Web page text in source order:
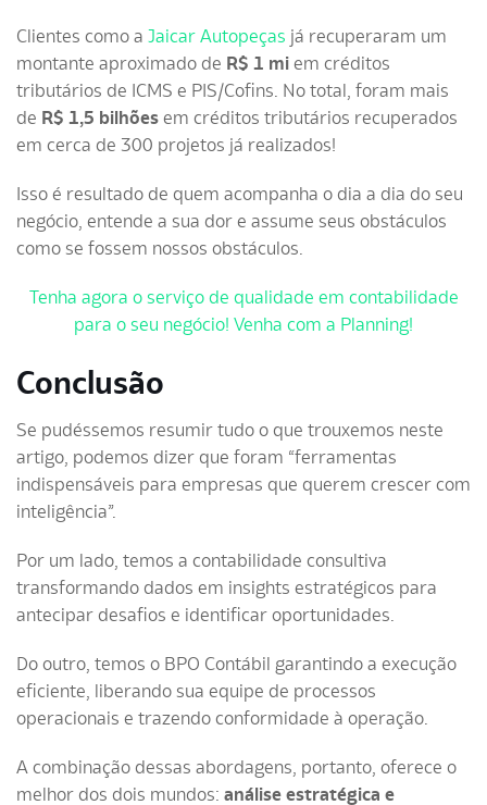
Clientes como a Jaicar Autopeças já recuperaram um
montante aproximado de R$ 1 mi em créditos
tributários de ICMS e PIS/Cofins. No total, foram mais
de R$ 1,5 bilhões em créditos tributários recuperados
em cerca de 300 projetos já realizados!
Isso é resultado de quem acompanha o dia a dia do seu
negócio, entende a sua dor e assume seus obstáculos
como se fossem nossos obstáculos.
Tenha agora o serviço de qualidade em contabilidade
para o seu negócio! Venha com a Planning!
Conclusão
Se pudéssemos resumir tudo o que trouxemos neste
artigo, podemos dizer que foram “ferramentas
indispensáveis para empresas que querem crescer com
inteligência”.
Por um lado, temos a contabilidade consultiva
transformando dados em insights estratégicos para
antecipar desafios e identificar oportunidades.
Do outro, temos o BPO Contábil garantindo a execução
eficiente, liberando sua equipe de processos
operacionais e trazendo conformidade à operação.
A combinação dessas abordagens, portanto, oferece o
melhor dos dois mundos: análise estratégica e